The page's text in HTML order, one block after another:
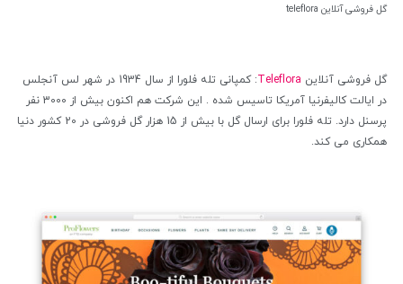
گل فروشی آنلاین teleflora
گل فروشی آنلاین Teleflora
: کمپانی تله فلورا از سال 1934 در شهر لس آنجلس
در ایالت کالیفرنیا آمریکا تاسیس شده . این شرکت هم اکنون بیش از 3000 نفر
پرسنل دارد. تله فلورا برای ارسال گل با بیش از 15 هزار گل فروشی در 20 کشور دنیا
همکاری می کند.